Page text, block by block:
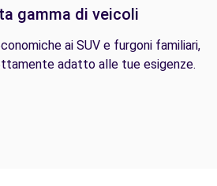
gamma di veicoli
ai SUV e furgoni familiari,
adatto alle tue esigenze.